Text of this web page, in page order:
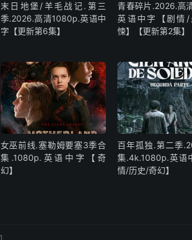
末日地堡/羊毛战记.第三
季.2026.高清1080p.英语中
字【更新第6集】
青春碎片.2026.高
英语中字【剧情
悚】【更新第2集】
女巫前线.塞勒姆要塞3季合
集.1080p.英语中字【奇
幻】
百年孤独.第二季
集.4k.1080p.英语
情/历史/奇幻】